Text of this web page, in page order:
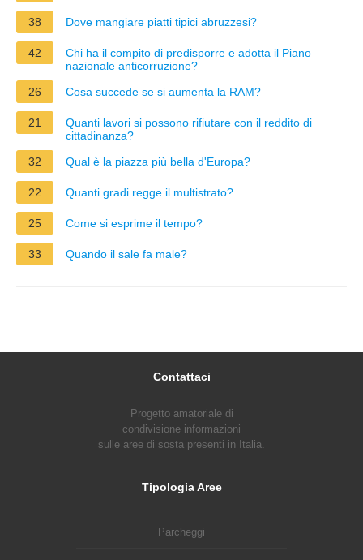
38 Dove mangiare piatti tipici abruzzesi?
42
Chi ha il compito di predisporre e adotta il Piano
nazionale anticorruzione?
26
Cosa succede se si aumenta la RAM?
21
Quanti lavori si possono rifiutare con il reddito di
cittadinanza?
32
Qual è la piazza più bella d'Europa?
22 Quanti gradi regge il multistrato?
25 Come si esprime il tempo?
33 Quando il sale fa male?
Contattaci
Progetto amatoriale di
condivisione informazioni
sulle aree di sosta presenti in Italia.
Tipologia Aree
Parcheggi